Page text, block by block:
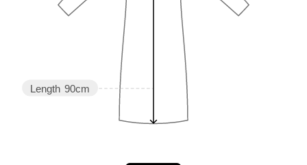
Length 90cm